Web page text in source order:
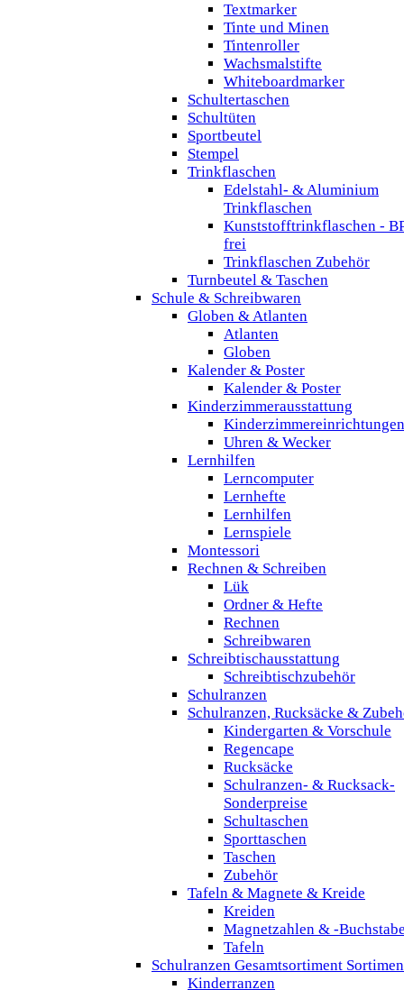
Textmarker
Tinte und Minen
Tintenroller
Wachsmalstifte
Whiteboardmarker
Schultertaschen
Schultüten
Sportbeutel
Stempel
Trinkflaschen
Edelstahl- & Aluminium
Trinkflaschen
Kunststofftrinkflaschen -
frei
Trinkflaschen Zubehör
Turnbeutel & Taschen
Schule & Schreibwaren
Globen & Atlanten
Atlanten
Globen
Kalender & Poster
Kalender & Poster
Kinderzimmerausstattung
Kinderzimmereinrichtungen
Uhren & Wecker
Lernhilfen
Lerncomputer
Lernhefte
Lernhilfen
Lernspiele
Montessori
Rechnen & Schreiben
Lük
Ordner & Hefte
Rechnen
Schreibwaren
Schreibtischausstattung
Schreibtischzubehör
Schulranzen
Schulranzen, Rucksäcke &
Kindergarten & Vorschule
Regencape
Rucksäcke
Schulranzen- & Rucksack-
Sonderpreise
Schultaschen
Sporttaschen
Taschen
Zubehör
Tafeln & Magnete & Kreide
Kreiden
Magnetzahlen & -
Tafeln
Schulranzen Gesamtsortiment
Kinderranzen